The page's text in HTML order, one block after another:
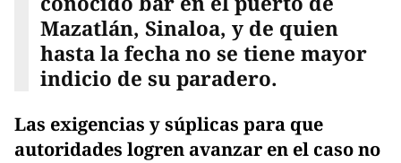
Mazatlán, Sinaloa, y de quien
hasta la fecha no se tiene mayor
indicio de su paradero.
Las exigencias y súplicas para que
autoridades logren avanzar en el caso no